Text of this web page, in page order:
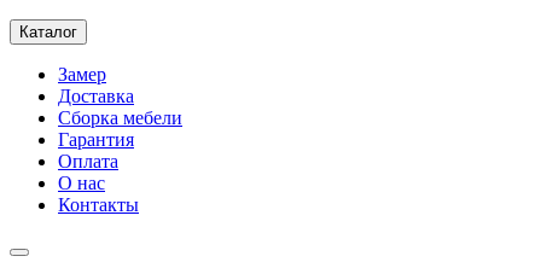
Каталог
Замер
Доставка
Сборка мебели
Гарантия
Оплата
О нас
Контакты